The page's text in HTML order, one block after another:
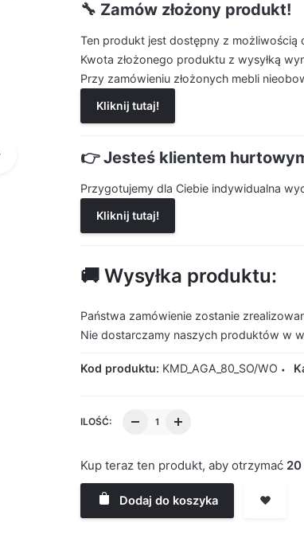
🔧 Zamów złożony produkt!
Ten produkt jest dostępny z możliwością
Kwota złożonego produktu z wysyłką
Przy zamówieniu złożonych mebli
Kliknij tutaj!
👉 Jesteś klientem
Przygotujemy dla Ciebie indywidualna
Kliknij tutaj!
🚚 Wysyłka produktu:
Państwa zamówienie zostanie
Nie dostarczamy naszych produktów w
Kod produktu: KMD_AGA_80_SO/WO
ILOŚĆ:
Kup teraz ten produkt, aby otrzymać 20
Dodaj do koszyka ❤️